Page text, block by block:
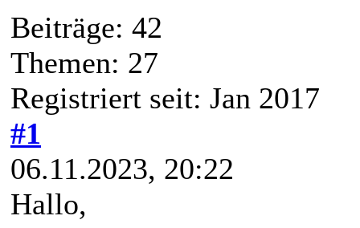
Beiträge: 42
Themen: 27
Registriert seit: Jan 2017
#1
06.11.2023, 20:22
Hallo,